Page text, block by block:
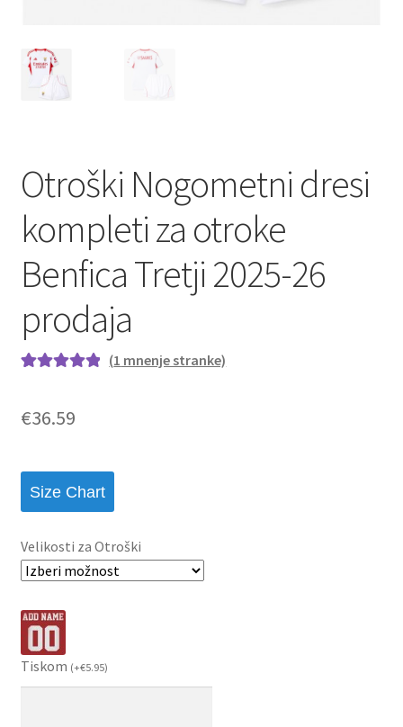
Otroški Nogometni dresi
kompleti za otroke
Benfica Tretji 2025-26
prodaja
podlagi ocene
(1 mnenje stranke)
€36.59
Size Chart
Velikosti za Otroški
Tiskom (+€5.95)